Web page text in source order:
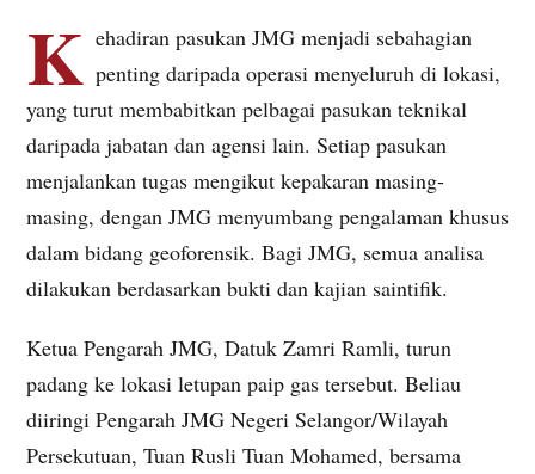
K ehadiran pasukan JMG menjadi sebahagian
penting daripada operasi menyeluruh di lokasi,
yang turut membabitkan pelbagai pasukan teknikal
daripada jabatan dan agensi lain. Setiap pasukan
menjalankan tugas mengikut kepakaran masing-
masing, dengan JMG menyumbang pengalaman khusus
dalam bidang geoforensik. Bagi JMG, semua analisa
dilakukan berdasarkan bukti dan kajian saintifik.
Ketua Pengarah JMG, Datuk Zamri Ramli, turun
padang ke lokasi letupan paip gas tersebut. Beliau
diiringi Pengarah JMG Negeri Selangor/Wilayah
Persekutuan, Tuan Rusli Tuan Mohamed, bersama